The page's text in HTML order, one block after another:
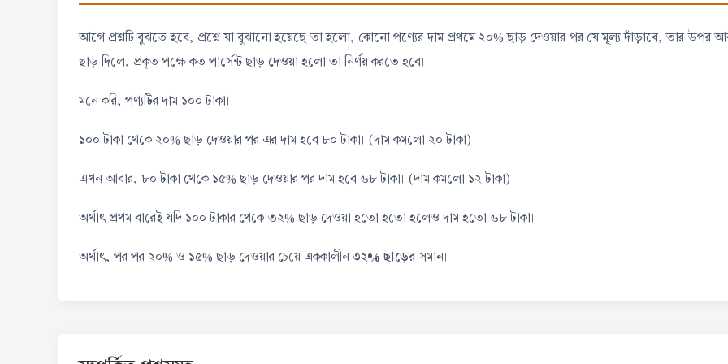
আগে প্রশ্নটি বুঝতে হবে, প্রশ্নে যা বুঝানো হয়েছে তা হলো, কোনো পণ্যের দাম প্রথমে ২০% ছাড় দেওয়ার পর যে মূল্য দাঁড়াবে, তার উপর
ছাড় দিলে, প্রকৃত পক্ষে কত পার্সেন্ট ছাড় দেওয়া হলো তা নির্ণয় করতে হবে।
মনে করি, পণ্যটির দাম ১০০ টাকা।
১০০ টাকা থেকে ২০% ছাড় দেওয়ার পর এর দাম হবে ৮০ টাকা। (দাম কমলো ২০ টাকা)
এখন আবার, ৮০ টাকা থেকে ১৫% ছাড় দেওয়ার পর দাম হবে ৬৮ টাকা। (দাম কমলো ১২ টাকা)
অর্থাৎ প্রথম বারেই যদি ১০০ টাকার থেকে ৩২% ছাড় দেওয়া হতো হতো হলেও দাম হতো ৬৮ টাকা।
অর্থাৎ, পর পর ২০% ও ১৫% ছাড় দেওয়ার চেয়ে এককালীন৩২% ছাড়েরসমান।